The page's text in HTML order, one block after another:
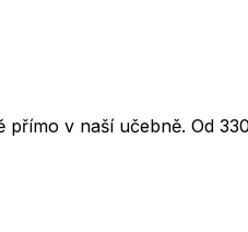
v naší učebně. Od